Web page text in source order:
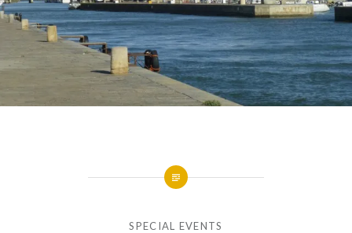
SPECIAL EVENTS